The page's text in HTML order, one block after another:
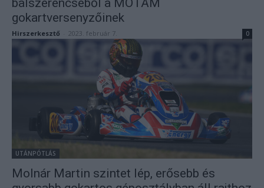
balszerencséből a MOTAM
gokartversenyzőinek
Hirszerkesztő 2023. február 7. 0
UTÁNPÓTLÁS
Molnár Martin szintet lép, erősebb és